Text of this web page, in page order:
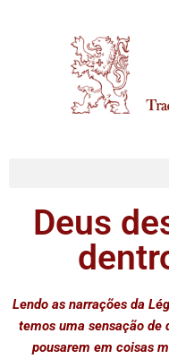
Deus
Lendo as narrações da
temos uma sensação de
pousarem em coisas